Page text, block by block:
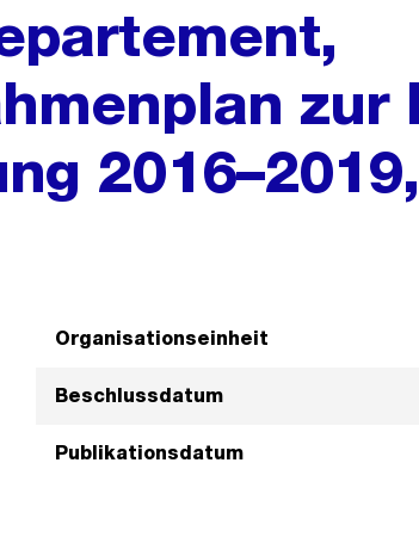
zur
Organisationseinheit
Beschlussdatum
Publikationsdatum